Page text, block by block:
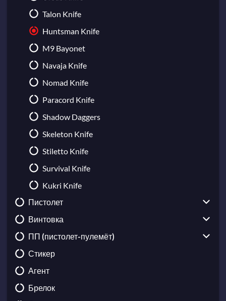
Talon Knife
Huntsman Knife
M9 Bayonet
Navaja Knife
Nomad Knife
Paracord Knife
Shadow Daggers
Skeleton Knife
Stiletto Knife
Survival Knife
Kukri Knife
Пистолет
CZ75-Auto
USP-S
Desert Eagle
Dual Berettas
Five-SeveN
Винтовка
Galil AR
AUG
AWP
FAMAS
ПП (пистолет-пулемёт)
UMP-45
MAC-10
MP5-SD
Стикер
Агент
Брелок